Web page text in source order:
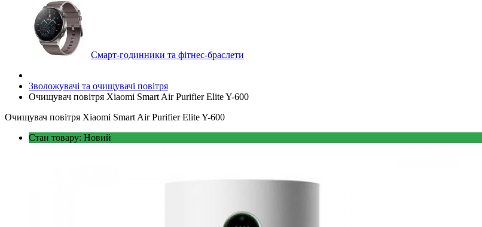
Смарт-годинники та фітнес-браслети
Зволожувачі та очищувачі повітря
Очищувач повітря Xiaomi Smart Air Purifier Elite Y-600
Очищувач повітря Xiaomi Smart Air Purifier Elite Y-600
Стан товару: Новий